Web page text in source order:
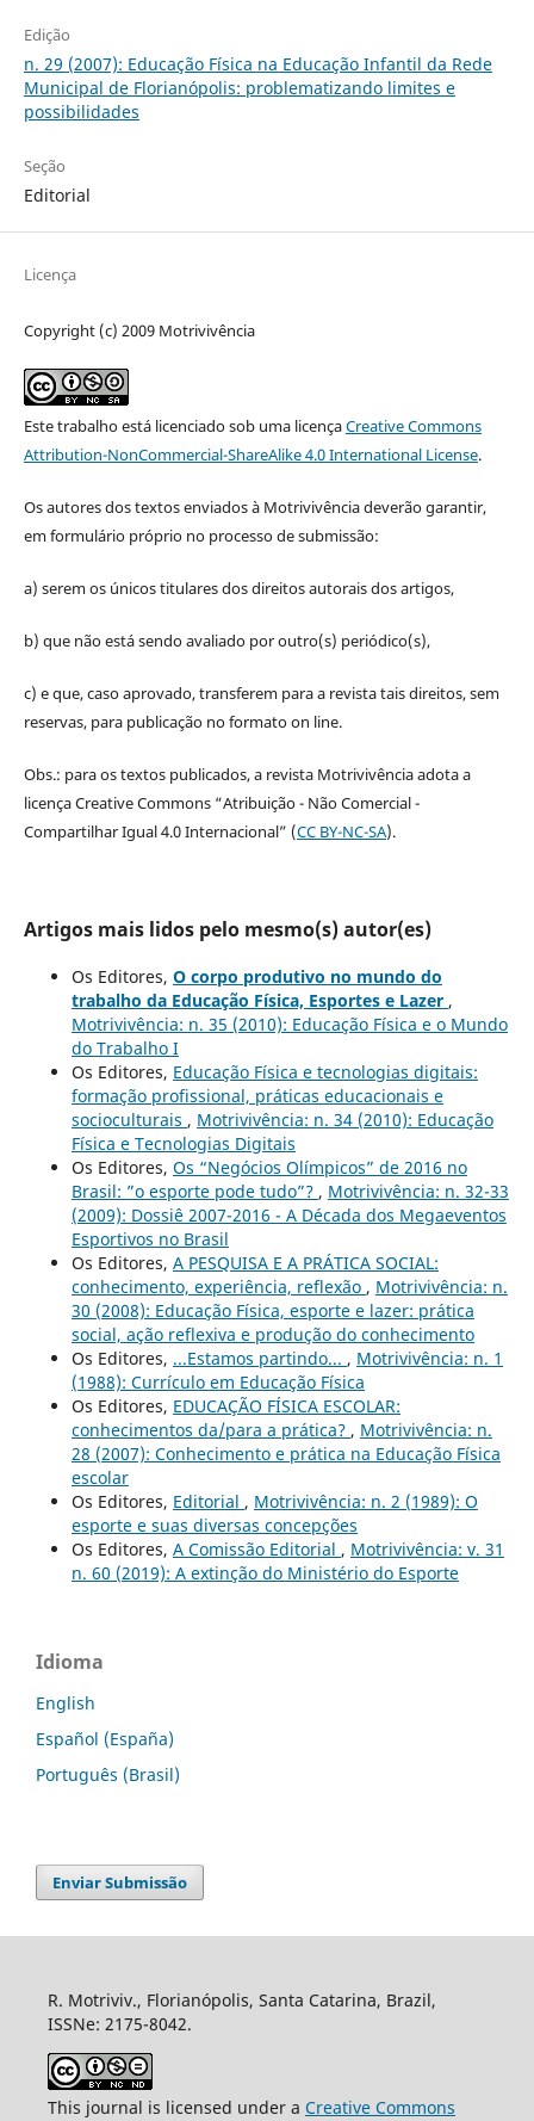
Edição
n. 29 (2007): Educação Física na Educação Infantil da Rede
Municipal de Florianópolis: problematizando limites e
possibilidades
Seção
Editorial
Licença
Copyright (c) 2009 Motrivivência
Este trabalho está licenciado sob uma licençaCreative Commons
Attribution-NonCommercial-ShareAlike 4.0 International License.
Os autores dos textos enviados à Motrivivência deverão garantir,
em formulário próprio no processo de submissão:
a) serem os únicos titulares dos direitos autorais dos artigos,
b) que não está sendo avaliado por outro(s) periódico(s),
c) e que, caso aprovado, transferem para a revista tais direitos, sem
reservas, para publicação no formato on line.
Obs.: para os textos publicados, a revista Motrivivência adota a
licença Creative Commons “Atribuição - Não Comercial -
Compartilhar Igual 4.0 Internacional” (CC BY-NC-SA).
Artigos mais lidos pelo mesmo(s) autor(es)
Os Editores, O corpo produtivo no mundo do
trabalho da Educação Física, Esportes e Lazer ,
Motrivivência: n. 35 (2010): Educação Física e o Mundo
do Trabalho I
Os Editores, Educação Física e tecnologias digitais:
formação profissional, práticas educacionais e
socioculturais , Motrivivência: n. 34 (2010): Educação
Física e Tecnologias Digitais
Os Editores, Os “Negócios Olímpicos” de 2016 no
Brasil: ”o esporte pode tudo”? , Motrivivência: n. 32-33
(2009): Dossiê 2007-2016 - A Década dos Megaeventos
Esportivos no Brasil
Os Editores, A PESQUISA E A PRÁTICA SOCIAL:
conhecimento, experiência, reflexão , Motrivivência: n.
30 (2008): Educação Física, esporte e lazer: prática
social, ação reflexiva e produção do conhecimento
Os Editores, ...Estamos partindo... , Motrivivência: n. 1
(1988): Currículo em Educação Física
Os Editores, EDUCAÇÃO FÍSICA ESCOLAR:
conhecimentos da/para a prática? , Motrivivência: n.
28 (2007): Conhecimento e prática na Educação Física
escolar
Os Editores, Editorial , Motrivivência: n. 2 (1989): O
esporte e suas diversas concepções
Os Editores, A Comissão Editorial , Motrivivência: v. 31
n. 60 (2019): A extinção do Ministério do Esporte
Idioma
English
Español (España)
Português (Brasil)
Enviar Submissão
R. Motriviv., Florianópolis, Santa Catarina, Brazil,
ISSNe: 2175-8042.
This journal is licensed under a Creative Commons